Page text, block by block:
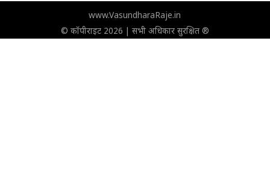
www.VasundharaRaje.in
© कॉपीराइट 2026 | सभी अधिकार सुरक्षित ®